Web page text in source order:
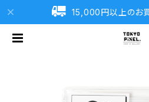
15,000円以上のお